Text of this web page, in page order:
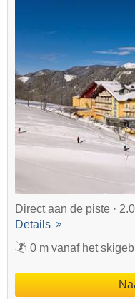
Direct aan de piste ·
Details
0 m vanaf het